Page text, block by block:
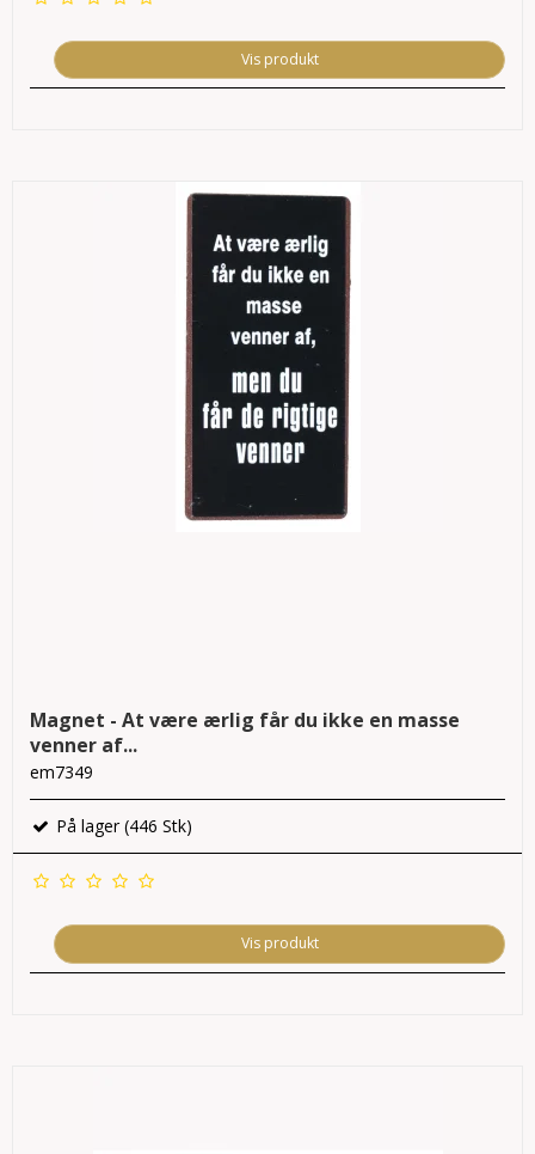
Vis produkt
Magnet - At være ærlig får du ikke en masse
venner af...
em7349
På lager (446 Stk)
Vis produkt